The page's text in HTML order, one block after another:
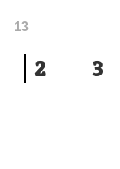
2 3
13